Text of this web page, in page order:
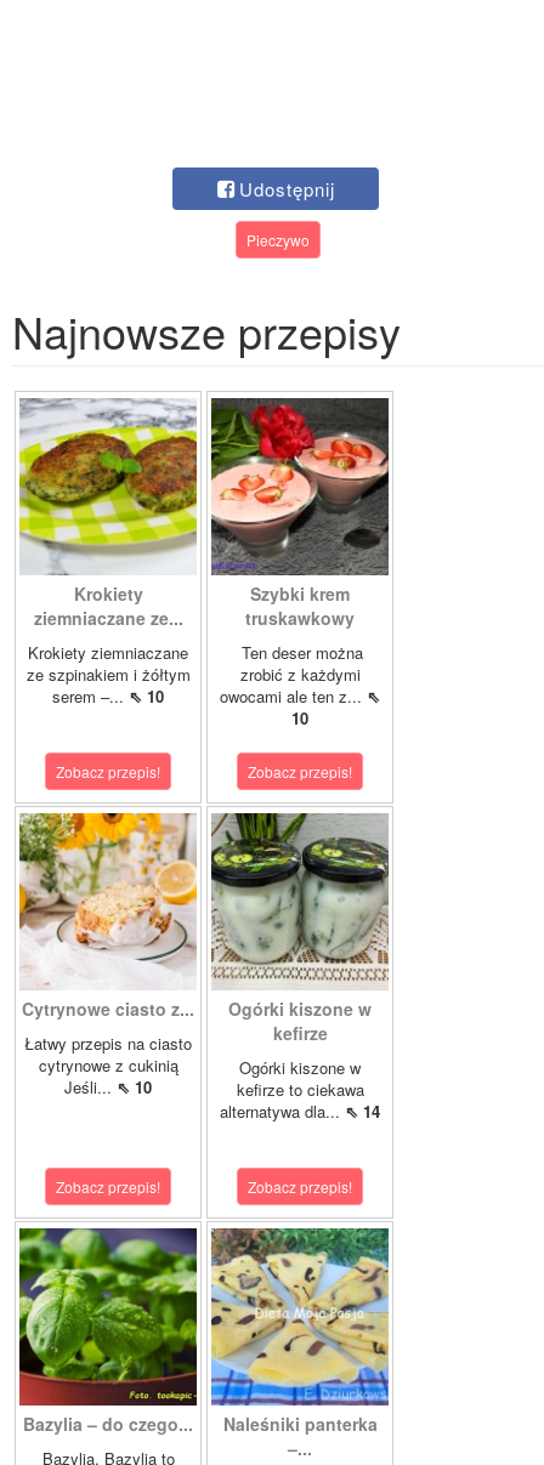
Udostępnij
Pieczywo
Najnowsze przepisy
Krokiety
ziemniaczane ze...
Krokiety ziemniaczane
ze szpinakiem i żółtym
serem –... ⇖ 10
Zobacz przepis!
Szybki krem
truskawkowy
Ten deser można
zrobić z każdymi
owocami ale ten z... ⇖
10
Zobacz przepis!
Cytrynowe ciasto z...
Łatwy przepis na ciasto
cytrynowe z cukinią
Jeśli... ⇖ 10
Zobacz przepis!
Ogórki kiszone w
kefirze
Ogórki kiszone w
kefirze to ciekawa
alternatywa dla... ⇖ 14
Zobacz przepis!
Bazylia – do czego...
Bazylia. Bazylia to
Naleśniki panterka
–...